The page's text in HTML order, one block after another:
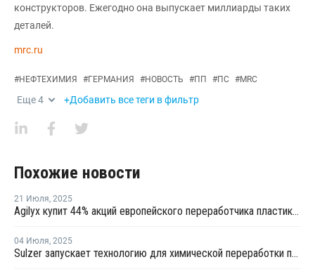
конструкторов. Ежегодно она выпускает миллиарды таких
деталей.
mrc.ru
#НЕФТЕХИМИЯ #ГЕРМАНИЯ #НОВОСТЬ #ПП #ПС #MRC
Еще4 +Добавить все теги в фильтр
Похожие новости
21 Июля, 2025
Agilyx купит 44% акций европейского переработчика пластика GreenDot Global
04 Июля, 2025
Sulzer запускает технологию для химической переработки полистирола